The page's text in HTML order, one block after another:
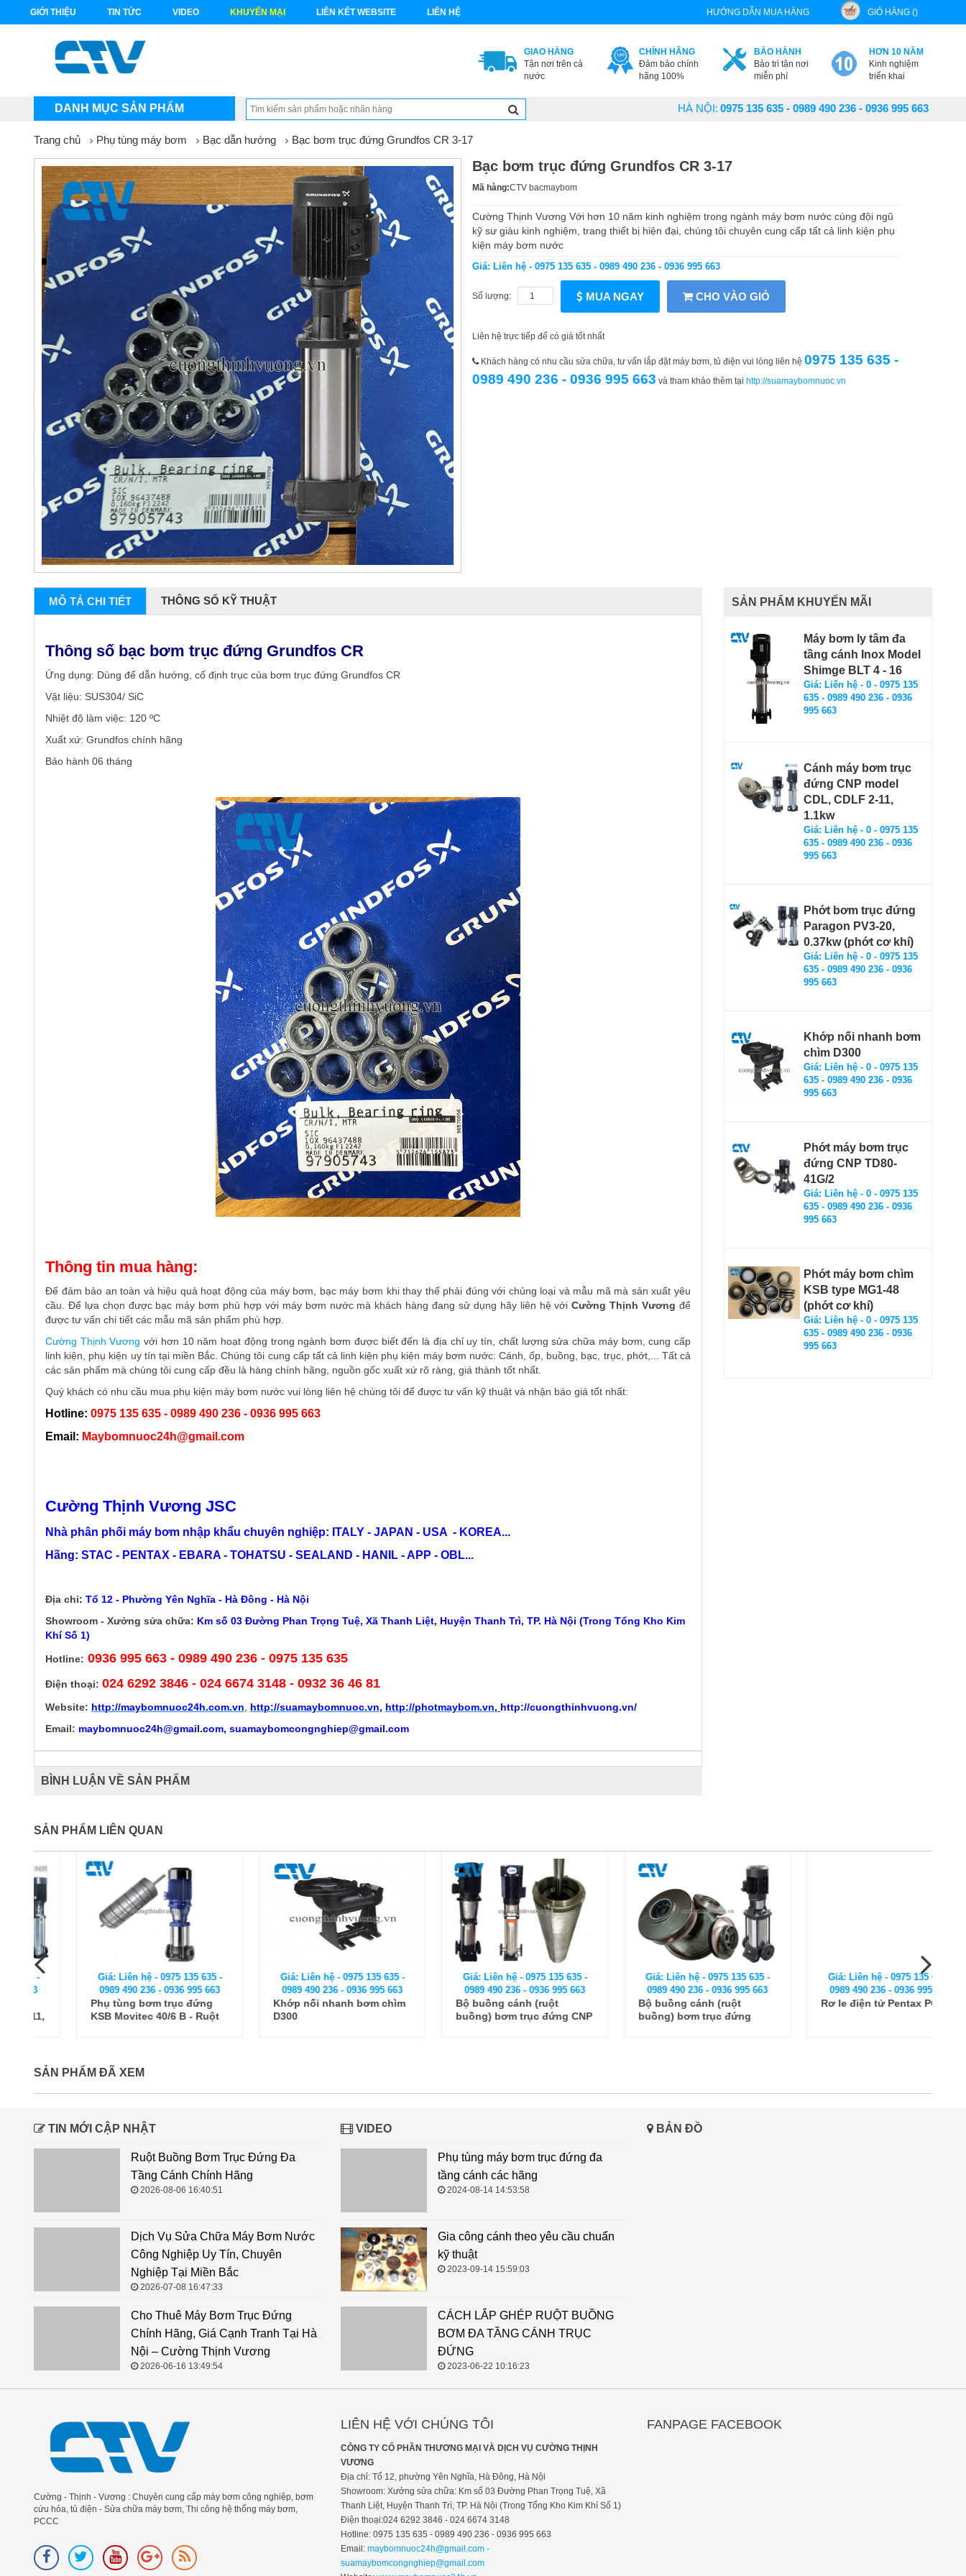
GIỚI THIỆU TIN TỨC VIDEO KHUYẾN MẠI LIÊN KẾT WEBSITE LIÊN HỆ HƯỚNG DẪN MUA HÀNG GIỎ HÀNG ()
GIAO HÀNG
Tận nơi trên cả
nước
CHÍNH HÃNG
Đảm bảo chính
hãng 100%
BẢO HÀNH
Bảo trì tận nơi
miễn phí
HƠN 10 NĂM
Kinh nghiệm
triển khai
DANH MỤC SẢN PHẨM HÀ NỘI: 0975 135 635 - 0989 490 236 - 0936 995 663
Trang chủ Phụ tùng máy bơm Bạc dẫn hướng Bạc bơm trục đứng Grundfos CR 3-17
Bạc bơm trục đứng Grundfos CR 3-17
Mã hàng:CTV bacmaybom
Cường Thịnh Vương Với hơn 10 năm kinh nghiệm trong ngành máy bơm nước cùng đội ngũ
kỹ sư giàu kinh nghiệm, trang thiết bị hiện đại, chúng tôi chuyên cung cấp tất cả linh kiện phụ
kiện máy bơm nước
Giá: Liên hệ - 0975 135 635 - 0989 490 236 - 0936 995 663
Số lượng: MUA NGAY CHO VÀO GIỎ
Liên hệ trực tiếp để có giá tốt nhất
Khách hàng có nhu cầu sửa chữa, tư vấn lắp đặt máy bơm, tủ điện vui lòng liên hệ 0975 135 635 -
0989 490 236 - 0936 995 663 và tham khảo thêm tại http://suamaybomnuoc.vn
MÔ TẢ CHI TIẾT THÔNG SỐ KỸ THUẬT
Thông số bạc bơm trục đứng Grundfos CR
Ứng dụng: Dùng để dẫn hướng, cố định trục của bơm trục đứng Grundfos CR
Vật liệu: SUS304/ SiC
Nhiệt độ làm việc: 120 ºC
Xuất xứ: Grundfos chính hãng
Bảo hành 06 tháng
Thông tin mua hàng:
Để đảm bảo an toàn và hiệu quả hoạt động của máy bơm, bạc máy bơm khi thay thế phải đúng với chủng loại và mẫu mã mà sản xuất yêu
cầu. Để lựa chọn được bạc máy bơm phù hợp với máy bơm nước mà khách hàng đang sử dụng hãy liên hệ vớiCường Thịnh Vương để
được tư vấn chi tiết các mẫu mã sản phẩm phù hợp.​
Cường Thịnh Vương với hơn 10 năm hoạt động trong ngành bơm được biết đến là địa chỉ uy tín, chất lượng sửa chữa máy bơm, cung cấp
linh kiện, phụ kiện uy tín tại miền Bắc. Chúng tôi cung cấp tất cả linh kiện phụ kiện máy bơm nước: Cánh, ốp, buồng, bạc, trục, phớt,... Tất cả
các sản phẩm mà chúng tôi cung cấp đều là hàng chính hãng, nguồn gốc xuất xứ rõ ràng, giá thành tốt nhất.
Quý khách có nhu cầu mua phụ kiện máy bơm nước vui lòng liên hệ chúng tôi để được tư vấn kỹ thuật và nhận báo giá tốt nhất:
Hotline: 0975 135 635 - 0989 490 236 - 0936 995 663
Email: Maybomnuoc24h@gmail.com
Cường Thịnh Vương JSC
Nhà phân phối máy bơm nhập khẩu chuyên nghiệp: ITALY - JAPAN - USA - KOREA...
Hãng: STAC - PENTAX - EBARA - TOHATSU - SEALAND - HANIL - APP - OBL...
Địa chỉ: Tổ 12 - Phường Yên Nghĩa - Hà Đông - Hà Nội
Showroom - Xưởng sửa chữa: Km số 03 Đường Phan Trọng Tuệ, Xã Thanh Liệt, Huyện Thanh Trì, TP. Hà Nội (Trong Tổng Kho Kim
Khí Số 1)
Hotline: 0936 995 663 - 0989 490 236 - 0975 135 635
Điện thoại: 024 6292 3846 - 024 6674 3148 - 0932 36 46 81
Website: http://maybomnuoc24h.com.vn, http://suamaybomnuoc.vn, http://photmaybom.vn, http://cuongthinhvuong.vn/
Email: maybomnuoc24h@gmail.com, suamaybomcongnghiep@gmail.com
BÌNH LUẬN VỀ SẢN PHẨM
SẢN PHẨM KHUYẾN MÃI
Máy bơm ly tâm đa
tầng cánh Inox Model
Shimge BLT 4 - 16
Giá: Liên hệ - 0 - 0975 135
635 - 0989 490 236 - 0936
995 663
Cánh máy bơm trục
đứng CNP model
CDL, CDLF 2-11,
1.1kw
Giá: Liên hệ - 0 - 0975 135
635 - 0989 490 236 - 0936
995 663
Phớt bơm trục đứng
Paragon PV3-20,
0.37kw (phớt cơ khí)
Giá: Liên hệ - 0 - 0975 135
635 - 0989 490 236 - 0936
995 663
Khớp nối nhanh bơm
chìm D300
Giá: Liên hệ - 0 - 0975 135
635 - 0989 490 236 - 0936
995 663
Phớt máy bơm trục
đứng CNP TD80-
41G/2
Giá: Liên hệ - 0 - 0975 135
635 - 0989 490 236 - 0936
995 663
Phớt máy bơm chìm
KSB type MG1-48
(phớt cơ khí)
Giá: Liên hệ - 0 - 0975 135
635 - 0989 490 236 - 0936
995 663
SẢN PHẨM LIÊN QUAN
Giá: Liên hệ - 0975 135 635 -
0989 490 236 - 0936 995 663
Phụ tùng bơm trục đứng
KSB Movitec 40/6 B - Ruột
Giá: Liên hệ - 0975 135 635 -
0989 490 236 - 0936 995 663
Khớp nối nhanh bơm chìm
Giá: Liên hệ - 0975 135 635 -
0989 490 236 - 0936 995 663
Bộ buồng cánh (ruột
buồng) bơm trục đứng CNP
Giá: Liên hệ - 0975 135 635 -
0989 490 236 - 0936 995 663
Bộ buồng cánh (ruột
buồng) bơm trục đứng
Giá: Liên hệ - 0975 135 635 -
0989 490 236 - 0936 995 663
Rơ le điện tử Pentax PC13
SẢN PHẨM ĐÃ XEM
TIN MỚI CẬP NHẬT
Ruột Buồng Bơm Trục Đứng Đa
Tầng Cánh Chính Hãng
2026-08-06 16:40:51
Dịch Vụ Sửa Chữa Máy Bơm Nước Công Nghiệp Uy
Tín, Chuyên Nghiệp Tại Miền Bắc
Cho Thuê Máy Bơm Trục Đứng Chính Hãng, Giá Cạnh
Tranh Tại Hà Nội – Cường Thịnh Vương
VIDEO
Phụ tùng máy bơm trục đứng đa tầng cánh các hãng
Gia công cánh theo yêu cầu chuẩn
kỹ thuật
2023-09-14 15:59:03
CÁCH LẮP GHÉP RUỘT BUỒNG
BƠM ĐA TẦNG CÁNH TRỤC
ĐỨNG
BẢN ĐỒ
Cường - Thịnh - Vương : Chuyên cung cấp máy bơm công nghiệp, bơm
cứu hỏa, tủ điện - Sửa chữa máy bơm, Thi công hệ thống máy bơm,
PCCC
LIÊN HỆ VỚI CHÚNG TÔI
CÔNG TY CỔ PHẦN THƯƠNG MẠI VÀ DỊCH VỤ CƯỜNG THỊNH
VƯƠNG
Địa chỉ: Tổ 12, phường Yên Nghĩa, Hà Đông, Hà Nội
Showroom: Xưởng sửa chữa: Km số 03 Đường Phan Trọng Tuệ, Xã
Thanh Liệt, Huyện Thanh Trì, TP. Hà Nội (Trong Tổng Kho Kim Khí Số 1)
Điện thoại:024 6292 3846 - 024 6674 3148
Hotline: 0975 135 635 - 0989 490 236 - 0936 995 663
Email: maybomnuoc24h@gmail.com -
suamaybomcongnghiep@gmail.com
FANPAGE FACEBOOK